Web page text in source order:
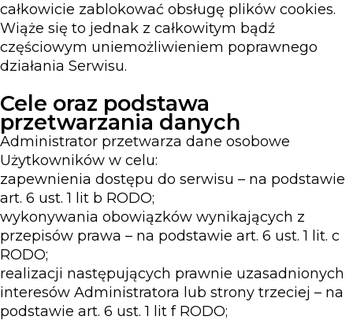
całkowicie zablokować obsługę plików cookies.
Wiąże się to jednak z całkowitym bądź
częściowym uniemożliwieniem poprawnego
działania Serwisu.
Cele oraz podstawa
przetwarzania danych
Administrator przetwarza dane osobowe
Użytkowników w celu:
zapewnienia dostępu do serwisu – na podstawie
art. 6 ust. 1 lit b RODO;
wykonywania obowiązków wynikających z
przepisów prawa – na podstawie art. 6 ust. 1 lit. c
RODO;
realizacji następujących prawnie uzasadnionych
interesów Administratora lub strony trzeciej – na
podstawie art. 6 ust. 1 lit f RODO;